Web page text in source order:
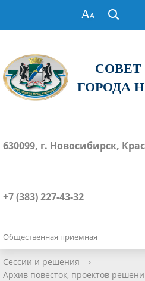
ГОРОДА
630099, г. Новосибирск,
+7 (383) 227-43-32
Общественная приемная
Сессии и решения
›
Архив повесток, проектов